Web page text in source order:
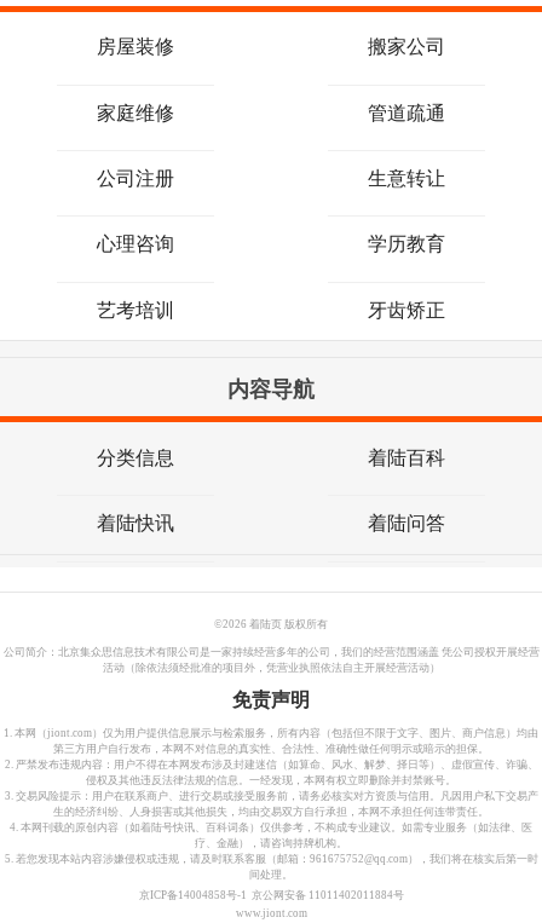
房屋装修 搬家公司
家庭维修 管道疏通
公司注册 生意转让
心理咨询 学历教育
艺考培训 牙齿矫正
内容导航
分类信息 着陆百科
着陆快讯 着陆问答
©2026 着陆页 版权所有
公司简介：北京集众思信息技术有限公司是一家持续经营多年的公司，我们的经营范围涵盖 凭公司授权开展经营
活动（除依法须经批准的项目外，凭营业执照依法自主开展经营活动）
免责声明
1. 本网（jiont.com）仅为用户提供信息展示与检索服务，所有内容（包括但不限于文字、图片、商户信息）均由
第三方用户自行发布，本网不对信息的真实性、合法性、准确性做任何明示或暗示的担保。
2. 严禁发布违规内容：用户不得在本网发布涉及封建迷信（如算命、风水、解梦、择日等）、虚假宣传、诈骗、
侵权及其他违反法律法规的信息。一经发现，本网有权立即删除并封禁账号。
3. 交易风险提示：用户在联系商户、进行交易或接受服务前，请务必核实对方资质与信用。凡因用户私下交易产
生的经济纠纷、人身损害或其他损失，均由交易双方自行承担，本网不承担任何连带责任。
4. 本网刊载的原创内容（如着陆号快讯、百科词条）仅供参考，不构成专业建议。如需专业服务（如法律、医
疗、金融），请咨询持牌机构。
5. 若您发现本站内容涉嫌侵权或违规，请及时联系客服（邮箱：961675752@qq.com），我们将在核实后第一时
间处理。
京ICP备14004858号-1 京公网安备 11011402011884号
www.jiont.com